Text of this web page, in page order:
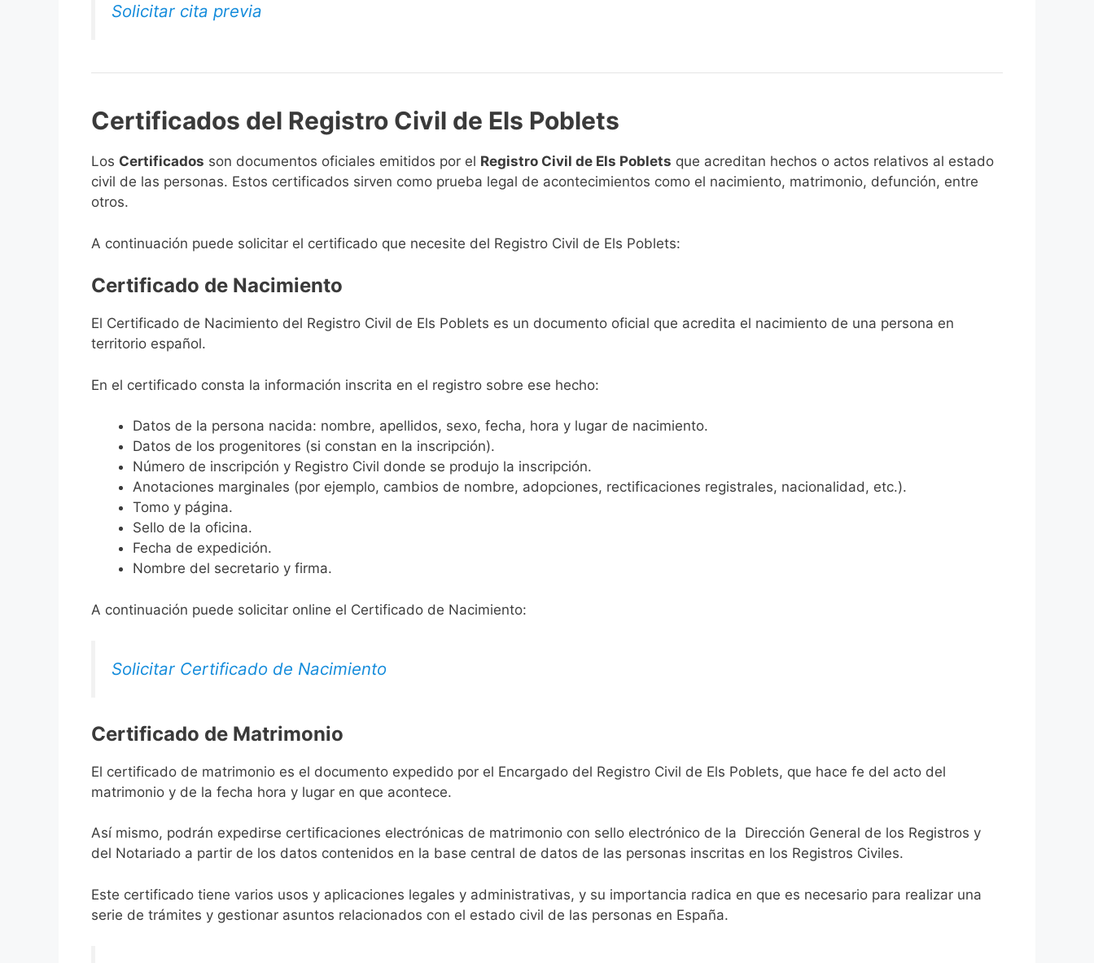
Solicitar cita previa
Certificados del Registro Civil de Els Poblets
Los Certificados son documentos oficiales emitidos por el Registro Civil de Els Poblets que acreditan hechos o actos relativos al estado
civil de las personas. Estos certificados sirven como prueba legal de acontecimientos como el nacimiento, matrimonio, defunción, entre
otros.
A continuación puede solicitar el certificado que necesite del Registro Civil de Els Poblets:
Certificado de Nacimiento
El Certificado de Nacimiento del Registro Civil de Els Poblets es un documento oficial que acredita el nacimiento de una persona en
territorio español.
En el certificado consta la información inscrita en el registro sobre ese hecho:
Datos de la persona nacida: nombre, apellidos, sexo, fecha, hora y lugar de nacimiento.
Datos de los progenitores (si constan en la inscripción).
Número de inscripción y Registro Civil donde se produjo la inscripción.
Anotaciones marginales (por ejemplo, cambios de nombre, adopciones, rectificaciones registrales, nacionalidad, etc.).
Tomo y página.
Sello de la oficina.
Fecha de expedición.
Nombre del secretario y firma.
A continuación puede solicitar online el Certificado de Nacimiento:
Solicitar Certificado de Nacimiento
Certificado de Matrimonio
El certificado de matrimonio es el documento expedido por el Encargado del Registro Civil de Els Poblets, que hace fe del acto del
matrimonio y de la fecha hora y lugar en que acontece.
Así mismo, podrán expedirse certificaciones electrónicas de matrimonio con sello electrónico de la Dirección General de los Registros y
del Notariado a partir de los datos contenidos en la base central de datos de las personas inscritas en los Registros Civiles.
Este certificado tiene varios usos y aplicaciones legales y administrativas, y su importancia radica en que es necesario para realizar una
serie de trámites y gestionar asuntos relacionados con el estado civil de las personas en España.